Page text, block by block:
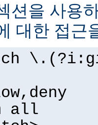
션을 사용
대한 접근
all